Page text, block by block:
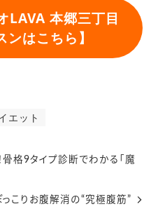
LAVA 本郷三丁目
はこちら】
エット
格9タイプ診断でわかる「魔
っこりお腹解消の“究極腹筋”